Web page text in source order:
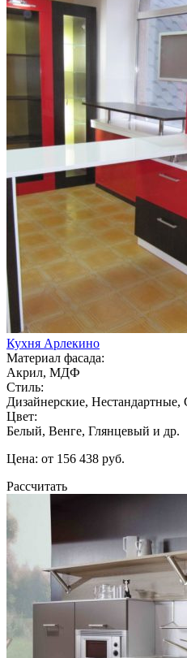
Кухня Арлекино
Материал фасада:
Акрил, МДФ
Стиль:
Дизайнерские,
Цвет:
Белый, Венге, Глянцевый и др.
Цена: от 156 438 руб.
Рассчитать